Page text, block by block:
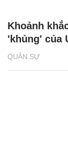
QUÂN SỰ
Khoảnh
'khủng' của